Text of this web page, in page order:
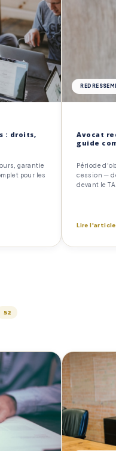
: droits,
garantie
pour les
Avocat
guide
Période
cession —
devant le
Lire l'article
52